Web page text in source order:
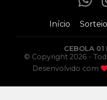
Início
CEBOLA 01
© Copyright 2026 -
Desenvolvido com